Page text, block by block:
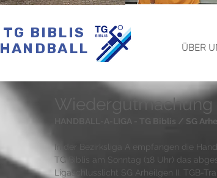
TG BIBLIS
HANDBALL
ÜBER
HANDBALL-A-LIGA - TG Biblis / SG
In der Bezirksliga A empfangen die
TG Biblis am Sonntag (18 Uhr) das
Ligaschlusslicht SG Arheilgen II. TGB-